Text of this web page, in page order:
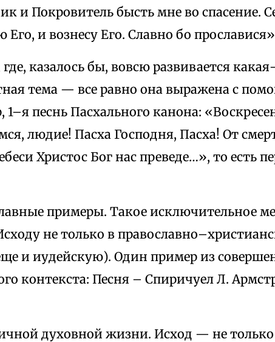
и Покровитель бысть мне во спасение.
Его, и вознесу Его. Славно бо
казалось бы, вовсю развивается
тема — все равно она выражена с
1–я песнь Пасхального канона:
людие! Пасха Господня, Пасха! От
Христос Бог нас преведе…», то есть
примеры. Такое исключительное
не только в
и иудейскую). Один пример из
контекста: Песня – Спиричуел Л.
духовной жизни. Исход — не